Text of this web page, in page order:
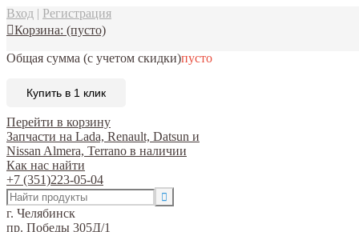
Вход | Регистрация
Корзина: (пусто)
Общая сумма (с учетом скидки)пусто
Купить в 1 клик
Перейти в корзину
Запчасти на Lada, Renault, Datsun и
Nissan Almera, Terrano в наличии
Как нас найти
+7 (351)223-05-04
г. Челябинск
пр. Победы 305Д/1